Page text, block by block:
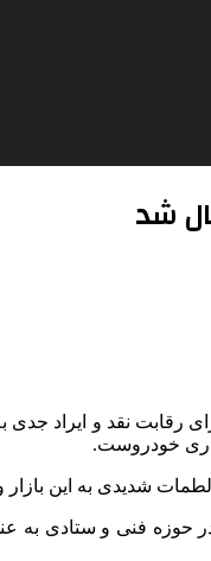
شد
رقابت نقد و ایراد
خودروست.
لطمات شدیدی به این
حوزه فنی و ستادی به